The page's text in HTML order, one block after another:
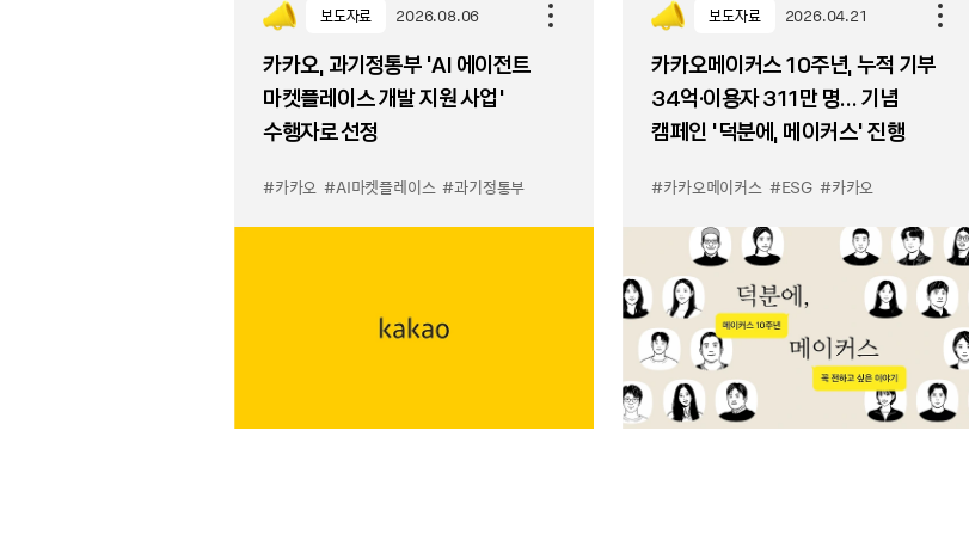
보도자료 2026.08.06
카카오, 과기정통부 ‘AI 에이전트
마켓플레이스 개발 지원 사업’
수행자로 선정
#카카오 #AI마켓플레이스 #과기정통부
보도자료 2026.04.21
카카오메이커스 10주년, 누적 기부
34억·이용자 311만 명… 기념
캠페인 ‘덕분에, 메이커스’ 진행
#카카오메이커스 #ESG #카카오